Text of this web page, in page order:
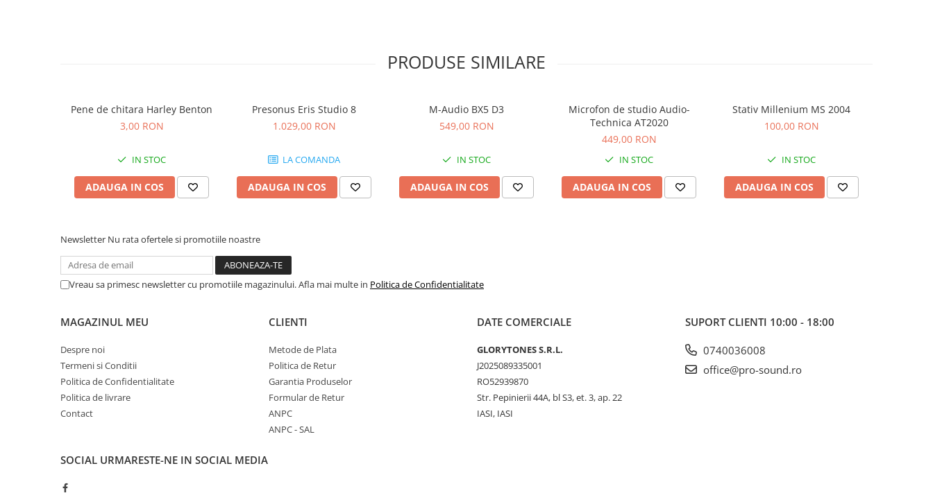
Standuri si stative de monitoare
Lumini si efecte
Accesorii pentru lumini
Case-uri de lumini
Ecrane LED
Efecte de lumini
Masini de fum si ceata
Par Led si Pinspot
Proiectoare
PRODUSE SIMILARE
Pene de chitara Harley Benton
3,00 RON
IN STOC
ADAUGA IN COS
Presonus Eris Studio 8
1.029,00 RON
LA COMANDA
ADAUGA IN COS
M-Audio BX5 D3
549,00 RON
IN STOC
ADAUGA IN COS
Microfon de studio Audio-
Technica AT2020
449,00 RON
IN STOC
ADAUGA IN COS
Stativ Millenium MS 2004
100,00 RON
IN STOC
ADAUGA IN COS
Newsletter Nu rata ofertele si promotiile noastre
Vreau sa primesc newsletter cu promotiile magazinului. Afla mai multe in Politica de Confidentialitate
MAGAZINUL MEU
Despre noi
Termeni si Conditii
Politica de Confidentialitate
Politica de livrare
Contact
CLIENTI
Metode de Plata
Politica de Retur
Garantia Produselor
Formular de Retur
ANPC
ANPC - SAL
DATE COMERCIALE
GLORYTONES S.R.L.
J2025089335001
RO52939870
Str. Pepinierii 44A, bl S3, et. 3, ap. 22
IASI, IASI
SUPORT CLIENTI 10:00 - 18:00
0740036008
office@pro-sound.ro
SOCIAL URMARESTE-NE IN SOCIAL MEDIA